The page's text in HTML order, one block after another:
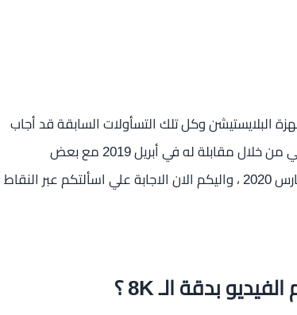
البلايستيشن وكل تلك التسأولات السابقة قد أجاب
عنها كبير مهندسي مصنع أجهزة Sony PlayStation مارك سيرني من خلال مقابلة له في أبريل 2019 مع بعض
المواصفات التي اعلن عنها بشكل رسمي خلال منتصف شهر مارس 2020 ، واليكم الان الاجابة علي اسألتكم عبر النقاط
K ؟